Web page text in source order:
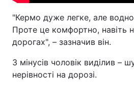
"Кермо дуже легке, але
Проте це комфортно, навіть
дорогах", – зазначив він.
З мінусів чоловік виділив –
нерівності на дорозі.